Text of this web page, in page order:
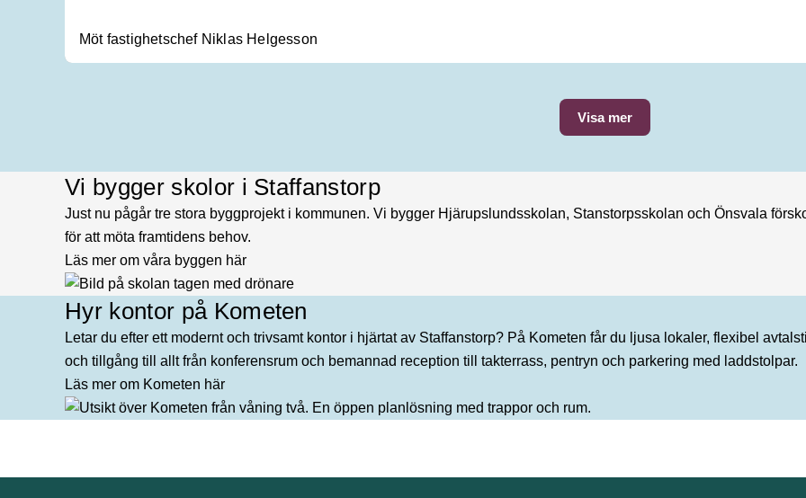
Möt fastighetschef Niklas Helgesson
Visa mer
Vi bygger skolor i Staffanstorp
Just nu pågår tre stora byggprojekt i kommunen. Vi bygger Hjärupslundsskolan, Stanstorpsskolan och Önsvala
för att möta framtidens behov.
Läs mer om våra byggen här
Hyr kontor på Kometen
Letar du efter ett modernt och trivsamt kontor i hjärtat av Staffanstorp? På Kometen får du ljusa lokaler, flexibel
och tillgång till allt från konferensrum och bemannad reception till takterrass, pentryn och parkering med laddstolpar.
Läs mer om Kometen här